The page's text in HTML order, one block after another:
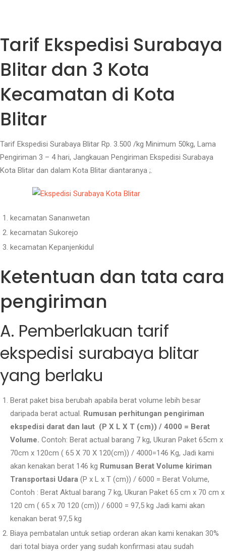
Tarif Ekspedisi Surabaya
Blitar dan 3 Kota
Kecamatan di Kota
Blitar
Tarif Ekspedisi Surabaya Blitar Rp. 3.500 /kg Minimum 50kg, Lama
Pengiriman 3 – 4 hari, Jangkauan Pengiriman Ekspedisi Surabaya
Kota Blitar dan dalam Kota Blitar diantaranya ;.
kecamatan Sananwetan
kecamatan Sukorejo
kecamatan Kepanjenkidul
Ketentuan dan tata cara
pengiriman
A. Pemberlakuan tarif
ekspedisi surabaya blitar
yang berlaku
Berat paket bisa berubah apabila berat volume lebih besar
daripada berat actual. Rumusan perhitungan pengiriman
ekspedisi darat dan laut (P X L X T (cm)) / 4000 = Berat
Volume. Contoh: Berat actual barang 7 kg, Ukuran Paket 65cm x
70cm x 120cm ( 65 X 70 X 120(cm)) / 4000=146 Kg, Jadi kami
akan kenakan berat 146 kg Rumusan Berat Volume kiriman
Transportasi Udara (P x L x T (cm)) / 6000 = Berat Volume,
Contoh : Berat Aktual barang 7 kg, Ukuran Paket 65 cm x 70 cm x
120 cm ( 65 x 70 120 (cm)) / 6000 = 97,5 kg Jadi kami akan
kenakan berat 97,5 kg
Biaya pembatalan untuk setiap orderan akan kami kenakan 30%
dari total biaya order yang sudah konfirmasi atau sudah